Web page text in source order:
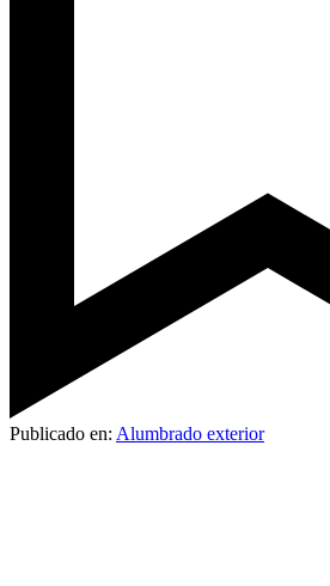
Publicado en: Alumbrado exterior